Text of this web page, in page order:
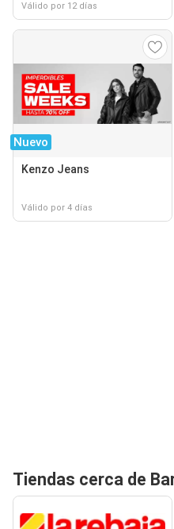
Válido por 12 días
Nuevo
Kenzo Jeans
Válido por 4 días
Tiendas cerca de